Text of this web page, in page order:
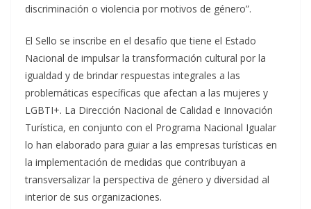
discriminación o violencia por motivos de género”.
El Sello se inscribe en el desafío que tiene el Estado
Nacional de impulsar la transformación cultural por la
igualdad y de brindar respuestas integrales a las
problemáticas específicas que afectan a las mujeres y
LGBTI+. La Dirección Nacional de Calidad e Innovación
Turística, en conjunto con el Programa Nacional Igualar
lo han elaborado para guiar a las empresas turísticas en
la implementación de medidas que contribuyan a
transversalizar la perspectiva de género y diversidad al
interior de sus organizaciones.